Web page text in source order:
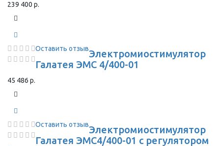
239 400 р.
Оставить отзывЭлектромиостимулятор
Галатея ЭМС 4/400-01
45 486 р.
Оставить отзывЭлектромиостимулятор
Галатея ЭМС4/400-01 с регулятором